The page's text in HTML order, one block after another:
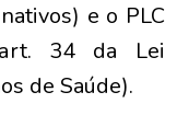
e o PLC
34 da Lei
de Saúde).